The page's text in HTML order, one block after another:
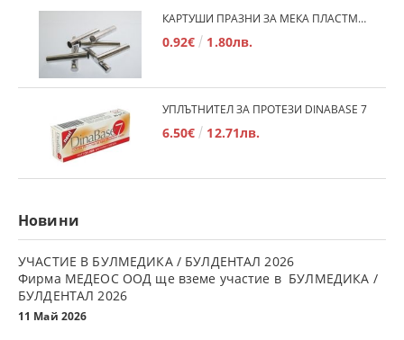
КАРТУШИ ПРАЗНИ ЗА МЕКА ПЛАСТМАСА
0.92€ 1.80лв.
УПЛЪТНИТЕЛ ЗА ПРОТЕЗИ DINABASE 7
6.50€ 12.71лв.
Новини
УЧАСТИЕ В БУЛМЕДИКА / БУЛДЕНТАЛ 2026
Фирма МЕДЕОС ООД ще вземе участие в БУЛМЕДИКА /
БУЛДЕНТАЛ 2026
11 Май 2026